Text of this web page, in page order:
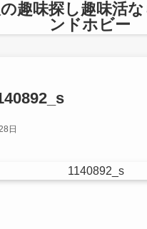
趣味探し趣味活
ンドホビー
日